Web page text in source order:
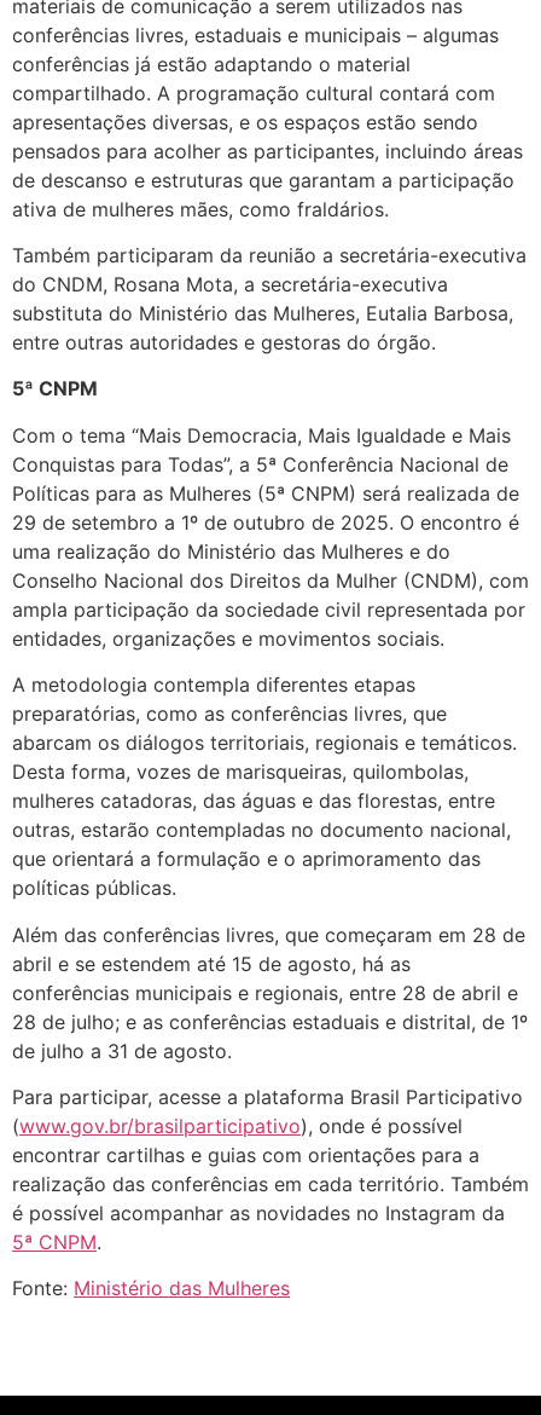
materiais de comunicação a serem utilizados nas
conferências livres, estaduais e municipais – algumas
conferências já estão adaptando o material
compartilhado. A programação cultural contará com
apresentações diversas, e os espaços estão sendo
pensados para acolher as participantes, incluindo áreas
de descanso e estruturas que garantam a participação
ativa de mulheres mães, como fraldários.
Também participaram da reunião a secretária-executiva
do CNDM, Rosana Mota, a secretária-executiva
substituta do Ministério das Mulheres, Eutalia Barbosa,
entre outras autoridades e gestoras do órgão.
5ª CNPM
Com o tema “Mais Democracia, Mais Igualdade e Mais
Conquistas para Todas”, a 5ª Conferência Nacional de
Políticas para as Mulheres (5ª CNPM) será realizada de
29 de setembro a 1º de outubro de 2025. O encontro é
uma realização do Ministério das Mulheres e do
Conselho Nacional dos Direitos da Mulher (CNDM), com
ampla participação da sociedade civil representada por
entidades, organizações e movimentos sociais.
A metodologia contempla diferentes etapas
preparatórias, como as conferências livres, que
abarcam os diálogos territoriais, regionais e temáticos.
Desta forma, vozes de marisqueiras, quilombolas,
mulheres catadoras, das águas e das florestas, entre
outras, estarão contempladas no documento nacional,
que orientará a formulação e o aprimoramento das
políticas públicas.
Além das conferências livres, que começaram em 28 de
abril e se estendem até 15 de agosto, há as
conferências municipais e regionais, entre 28 de abril e
28 de julho; e as conferências estaduais e distrital, de 1º
de julho a 31 de agosto.
Para participar, acesse a plataforma Brasil Participativo
(www.gov.br/brasilparticipativo), onde é possível
encontrar cartilhas e guias com orientações para a
realização das conferências em cada território. Também
é possível acompanhar as novidades no Instagram da
5ª CNPM.
Fonte: Ministério das Mulheres